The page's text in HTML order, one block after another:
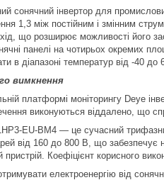
сонячний інвертор для
1,3 між постійним і змінним
що розширює можливості його
панелі на чотирьох окремих
в діапазоні температур від -40 до
вимкнення
платформі моніторингу Deye
виконуються віддалено, що
EU-BM4 — це сучасний
від 160 до 800 В, що
пристрій. Коефіцієнт корисного
електроенергію від